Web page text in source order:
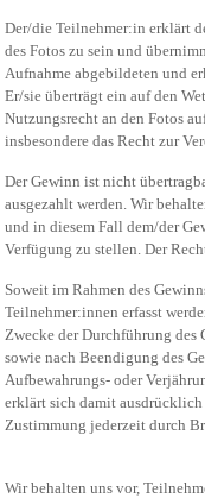
Der/die Teilnehmer:in erklärt
des Fotos zu sein und
Aufnahme abgebildeten und
Er/sie überträgt ein auf den
Nutzungsrecht an den Fotos
insbesondere das Recht zur
Der Gewinn ist nicht
ausgezahlt werden. Wir
und in diesem Fall dem/der
Verfügung zu stellen. Der
Soweit im Rahmen des
Teilnehmer:innen erfasst
Zwecke der Durchführung des
sowie nach Beendigung des
Aufbewahrungs- oder
erklärt sich damit
Zustimmung jederzeit durch
Wir behalten uns vor,